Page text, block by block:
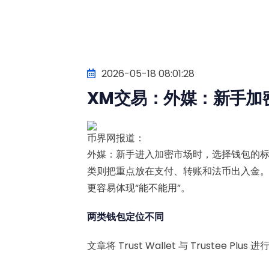
2026-05-18 08:01:28
XM交易：外媒：新手
币界网报道：
外媒：新手进入加密市场时，选择钱包的
类则把重点放在支付、转账和法币出入金
更容易体现“能不能用”。
两类钱包定位不同
文章将 Trust Wallet 与 Trustee Plus 进